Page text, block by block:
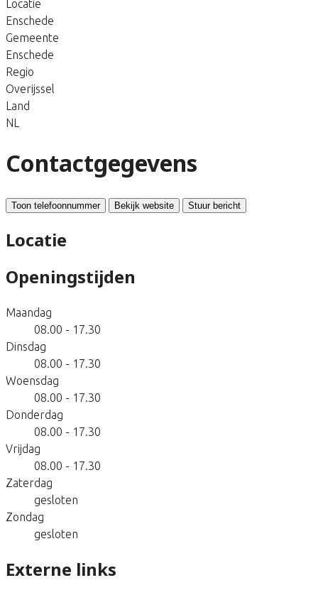
Locatie
Enschede
Gemeente
Enschede
Regio
Overijssel
Land
NL
Contactgegevens
Toon telefoonnummer Bekijk website Stuur bericht
Locatie
Openingstijden
Maandag
08.00 - 17.30
Dinsdag
08.00 - 17.30
Woensdag
08.00 - 17.30
Donderdag
08.00 - 17.30
Vrijdag
08.00 - 17.30
Zaterdag
gesloten
Zondag
gesloten
Externe links